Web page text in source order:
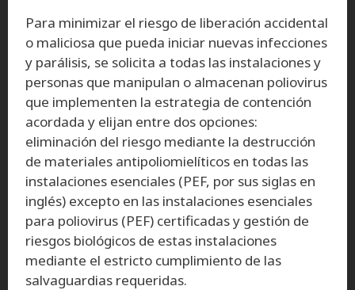
Para minimizar el riesgo de liberación accidental
o maliciosa que pueda iniciar nuevas infecciones
y parálisis, se solicita a todas las instalaciones y
personas que manipulan o almacenan poliovirus
que implementen la estrategia de contención
acordada y elijan entre dos opciones:
eliminación del riesgo mediante la destrucción
de materiales antipoliomielíticos en todas las
instalaciones esenciales (PEF, por sus siglas en
inglés) excepto en las instalaciones esenciales
para poliovirus (PEF) certificadas y gestión de
riesgos biológicos de estas instalaciones
mediante el estricto cumplimiento de las
salvaguardias requeridas.